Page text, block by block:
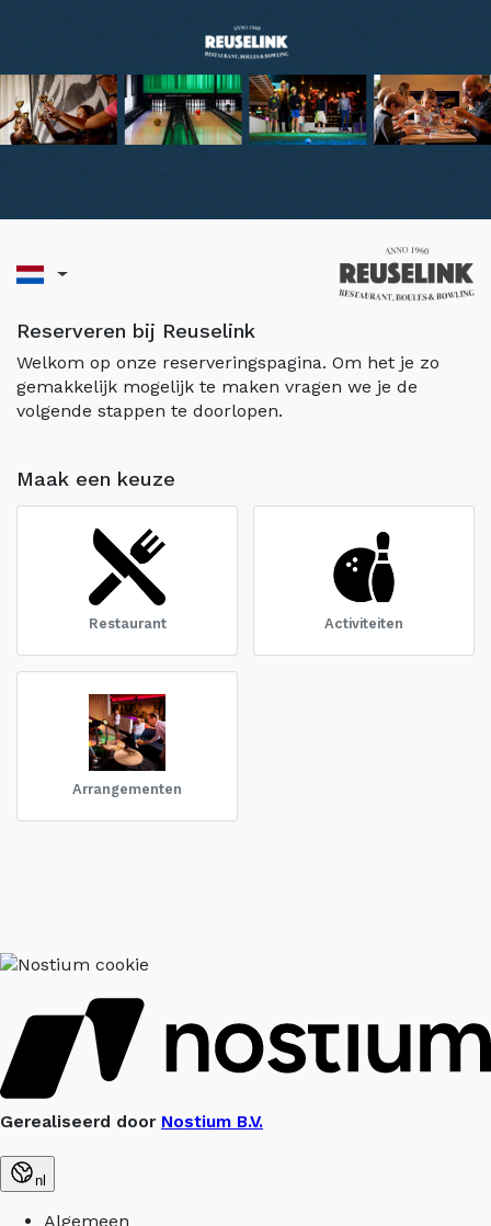
Reserveren bij Reuselink
Welkom op onze reserveringspagina. Om het je zo
gemakkelijk mogelijk te maken vragen we je de
volgende stappen te doorlopen.
Maak een keuze
Restaurant Activiteiten
Arrangementen